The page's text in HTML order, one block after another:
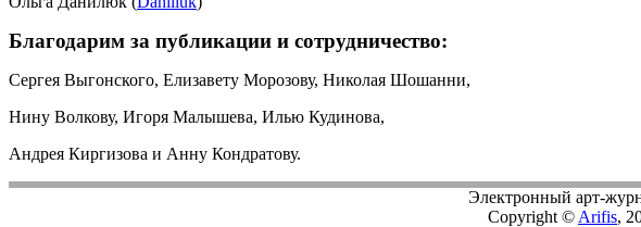
Благодарим за публикации и сотрудничество:
Сергея Выгонского, Елизавету Морозову, Николая Шошанни,
Нину Волкову, Игоря Малышева, Илью Кудинова,
Андрея Киргизова и Анну Кондратову.
Электронный арт-
Copyright © Arifis,